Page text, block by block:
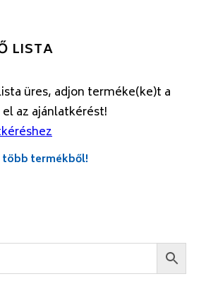
LISTA
üres, adjon terméke(ke)t a
az ajánlatkérést!
termékből!